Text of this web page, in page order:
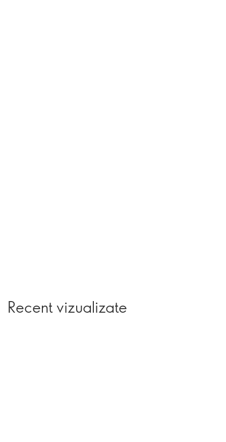
Recent vizualizate